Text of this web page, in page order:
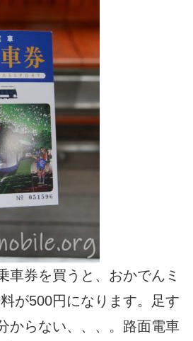
車券を買うと、おかでんミ
が500円になります。足す
からない、、、。路面電車